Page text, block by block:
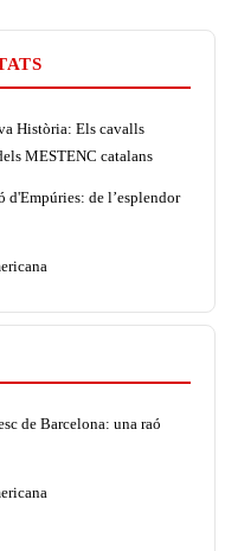
Història: Els cavalls
MESTENC catalans
d'Empúries: de l’esplendor
de Barcelona: una raó